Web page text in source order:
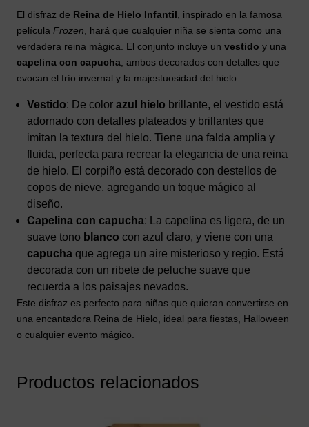
El disfraz de Reina de Hielo Infantil , inspirado en la famosa
película Frozen , hará que cualquier niña se sienta como una
verdadera reina mágica. El conjunto incluye un vestido y una
capelina con capucha , ambos decorados con detalles que
evocan el frío invernal y la majestuosidad del hielo.
Vestido: De color azul hielo brillante, el vestido está
adornado con detalles plateados y brillantes que
imitan la textura del hielo. Tiene una falda amplia y
fluida, perfecta para recrear la elegancia de una reina
de hielo. El corpiño está decorado con destellos de
copos de nieve, agregando un toque mágico al
diseño.
Capelina con capucha: La capelina es ligera, de un
suave tono blanco con azul claro, y viene con una
capucha que agrega un aire misterioso y regio. Está
decorada con un ribete de peluche suave que
recuerda a los paisajes nevados.
Este disfraz es perfecto para niñas que quieran convertirse en
una encantadora Reina de Hielo, ideal para fiestas, Halloween
o cualquier evento mágico.
Productos relacionados